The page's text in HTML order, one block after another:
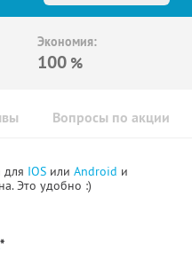
Экономия:
100 %
Вопросы по акции
для IOS или Android и
Это удобно :)
*